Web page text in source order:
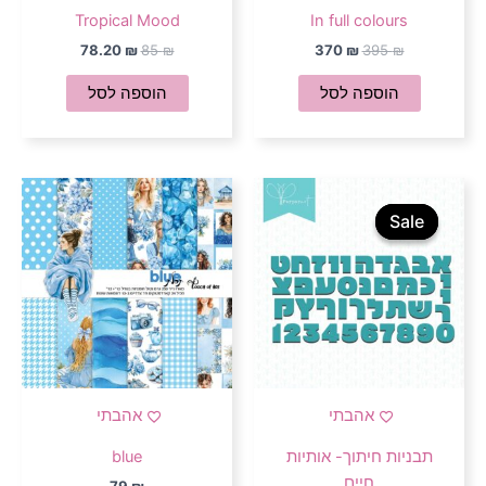
In full colours
395₪
370 ₪
הוספה לסל
Tropical Mood
85₪
78.20 ₪
הוספה לסל
Sale
אהבתי
Sale
תבניות חיתוך- אותיות
המחיר
הנוכחי
הוא:
אהבתי
blue